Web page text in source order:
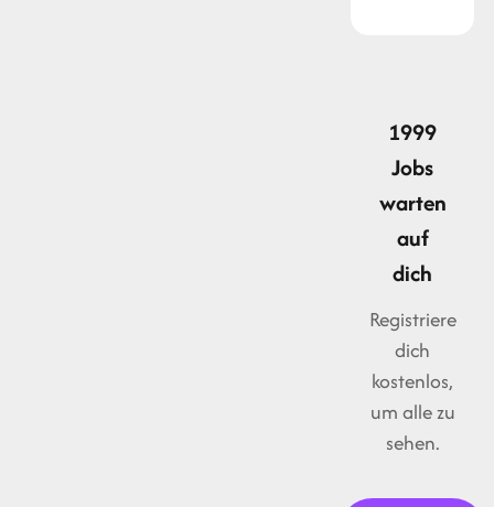
1999
Jobs
warten
auf
dich
Registriere
dich
kostenlos,
um alle zu
sehen.